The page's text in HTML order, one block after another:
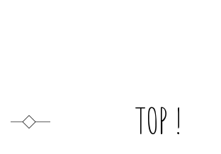
TOP !